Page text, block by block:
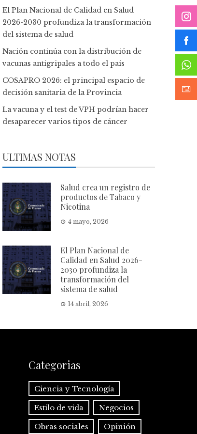
El Plan Nacional de Calidad en Salud
2026-2030 profundiza la transformación
del sistema de salud
Nación continúa con la distribución de
vacunas antigripales a todo el país
COSAPRO 2026: el principal espacio de
decisión sanitaria de la Provincia
La vacuna y el test de VPH podrían hacer
desaparecer varios tipos de cáncer
ULTIMAS NOTAS
Salud crea un registro de
productos de Tabaco y
Nicotina
4 mayo, 2026
El Plan Nacional de
Calidad en Salud 2026-
2030 profundiza la
transformación del
sistema de salud
14 abril, 2026
Categorias
Ciencia y Tecnología
Estilo de vida Negocios
Obras sociales Opinión